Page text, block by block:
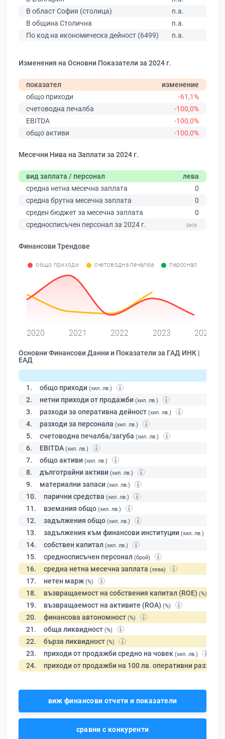
В област София (столица)
n.a.
В община Столична
n.a.
По код на икономическа дейност (6499)
n.a.
Изменения на Основни Показатели за 2024 г.
показател
изменение
общо приходи
-61,1%
счетоводна печалба
-100,0%
EBITDA
-100,0%
общо активи
-100,0%
Месечни Нива на Заплати за 2024 г.
вид заплата / персонал
лева
средна нетна месечна заплата
0
средна брутна месечна заплата
0
среден бюджет за месечна заплата
0
средносписъчен персонал за 2024 г.
Финансови Трендове
общо приходи счетоводна печалба персонал
2020 2021 2022 2023 2024
Основни Финансови Данни и Показатели за ГАД ИНК |
ЕАД
1. общо приходи (хил. лв.)
2. нетни приходи от продажби (хил. лв.)
3. разходи за оперативна дейност (хил. лв.)
4. разходи за персонала (хил. лв.)
5. счетоводна печалба/загуба (хил. лв.)
6. EBITDA (хил. лв.)
7. общо активи (хил. лв.)
8. дълготрайни активи (хил. лв.)
9. материални запаси (хил. лв.)
10. парични средства (хил. лв.)
11. вземания общо (хил. лв.)
12. задължения общо (хил. лв.)
13. задължения към финансови институции (хил. лв.)
14. собствен капитал (хил. лв.)
15. средносписъчен персонал (брой)
16. средна нетна месечна заплата (лева)
17. нетен марж (%)
18. възвращаемост на собствения капитал (ROE) (%)
19. възвращаемост на активите (ROA) (%)
20. финансова автономност (%)
21. обща ликвидност (%)
22. бърза ликвидност (%)
23. приходи от продажби средно на човек (хил. лв.)
24. приходи от продажби на 100 лв. оперативни разходи
виж финансови отчети и показатели
сравни с конкуренти